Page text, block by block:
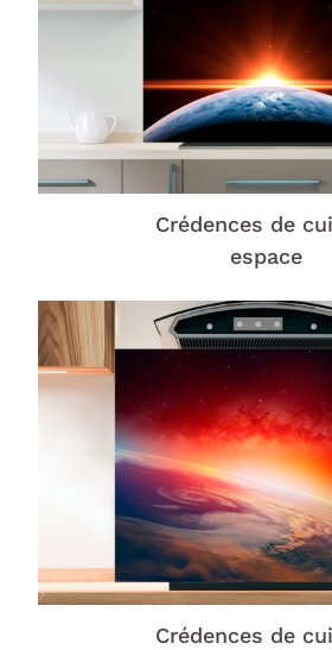
Crédences de
espace
Crédences de